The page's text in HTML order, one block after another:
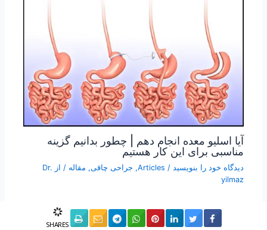
آیا اسلیو معده انجام دهم | چطور بدانیم گزینه
مناسبی برای این کار هستیم
دیدگاه‌ خود را بنویسید /
Articles
, جراحی چاقی, مقاله / از Dr.
yilmaz
SHARES